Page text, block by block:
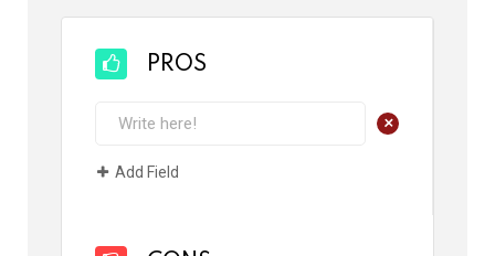
PROS
+
Add Field